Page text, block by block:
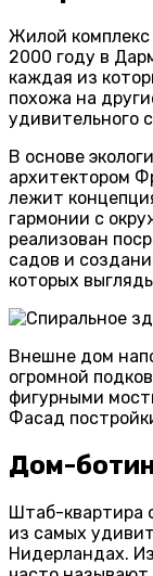
Жилой комплекс
2000 году в
каждая из
похожа на
удивительного
В основе
архитектором
лежит
гармонии с
реализован
садов и
которых
Внешне дом
огромной
фигурными
Фасад
Дом-
Штаб-квартира
из самых
Нидерландах.